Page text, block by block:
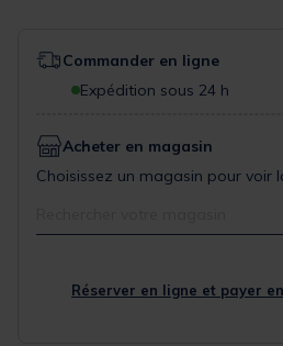
Commander en ligne
Expédition sous 24 h
Acheter en magasin
Choisissez un magasin pour voir
Réserver en ligne et payer